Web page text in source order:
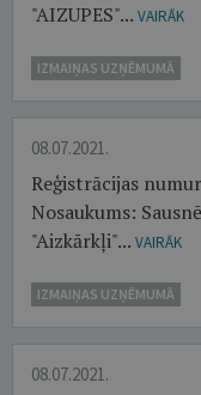
"AIZUPES"... VAIRĀK
IZMAIŅAS UZŅĒMUMĀ
08.07.2021.
Reģistrācijas
Nosaukums:
"Aizkārkļi"... VAIRĀK
IZMAIŅAS UZŅĒMUMĀ
08.07.2021.